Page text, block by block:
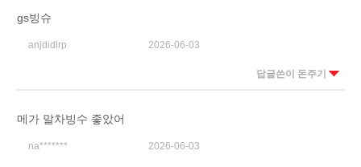
gs빙슈
anjdidlrp 2026-06-03
답글쓴이 돈주기
메가 말차빙수 좋았어
na******* 2026-06-03